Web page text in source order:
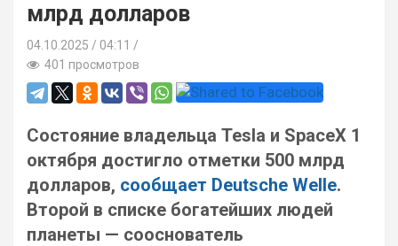
млрд долларов
04.10.2025
04:11 /
401 просмотров
Состояние владельца Tesla и SpaceX 1
октября достигло отметки 500 млрд
долларов, сообщает Deutsche Welle.
Второй в списке богатейших людей
планеты — сооснователь